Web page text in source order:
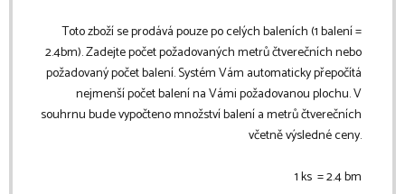
Toto zboží se prodává pouze po celých baleních (1 balení =
2.4bm). Zadejte počet požadovaných metrů čtverečních nebo
požadovaný počet balení. Systém Vám automaticky přepočítá
nejmenší počet balení na Vámi požadovanou plochu. V
souhrnu bude vypočteno množství balení a metrů čtverečních
včetně výsledné ceny.
1 ks =2.4bm